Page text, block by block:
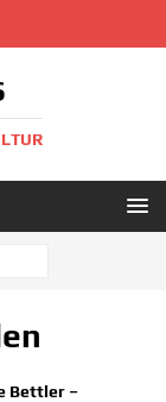
Bettler –